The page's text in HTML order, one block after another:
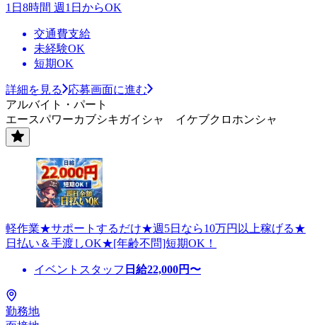
1日8時間 週1日からOK
交通費支給
未経験OK
短期OK
詳細を見る
応募画面に進む
アルバイト・パート
エースパワーカブシキガイシャ イケブクロホンシャ
軽作業★サポートするだけ★週5日なら10万円以上稼げる★
日払い＆手渡しOK★[年齢不問]短期OK！
イベントスタッフ 日給22,000円〜
勤務地